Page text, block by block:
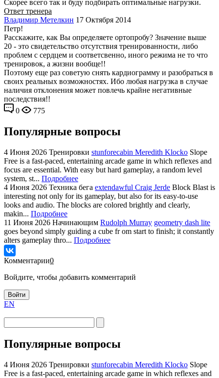
Скорее всего так и буду подбирать оптимальные нагрузки.
Ответ тренера
Владимир Метелкин 17 Октября 2014
Петр!
Расскажите, как Вы определяете ортопробу? Значение выше
20 - это свидетельство отсутствия тренированности, либо
проблем с сердцем и соответсвенно, иного режима не то что
тренировок, а жизни вообще!!
Поэтому еще раз советую снять кардиограмму и разобраться в
своих реальных возможностях. Ибо любая нагрузка в случае
наличия отклонения может повлечь крайне негативные
последствия!!
0
775
Популярные вопросы
4 Июня 2026 Тренировки stunforecabin Meredith Klocko Slope
Free is a fast-paced, entertaining arcade game in which reflexes and
focus are essential. With easy but hard gameplay, a random level
system, st... Подробнее
4 Июня 2026 Техника бега extendawful Craig Jerde Block Blast is
interesting not only for its gameplay, but also for its easy-to-use
looks and audio. The blocks are colored brightly and clearly,
makin... Подробнее
11 Июня 2026 Начинающим Rudolph Murray geometry dash lite
goes beyond simply guiding a cube fr om start to finish; it constantly
alters gameplay thro... Подробнее
Комментарии0
Войдите, чтобы добавить комментарий
Войти
EN
Популярные вопросы
4 Июня 2026 Тренировки stunforecabin Meredith Klocko Slope
Free is a fast-paced, entertaining arcade game in which reflexes and